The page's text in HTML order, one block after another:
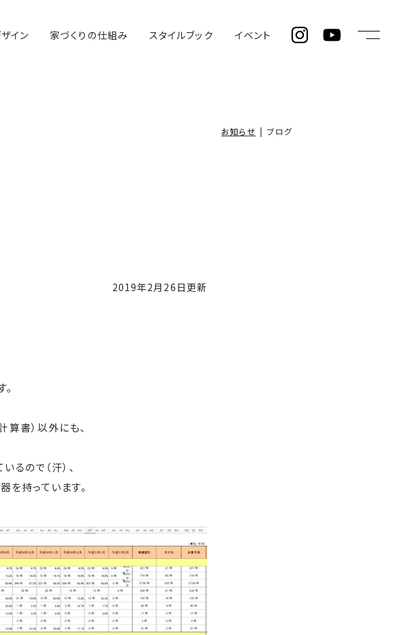
イン 家づくりの仕組み スタイルブック イベント
お知らせ ブログ
2019年2月26日更新
書）以外にも、
ので（汗）、
を持っています。